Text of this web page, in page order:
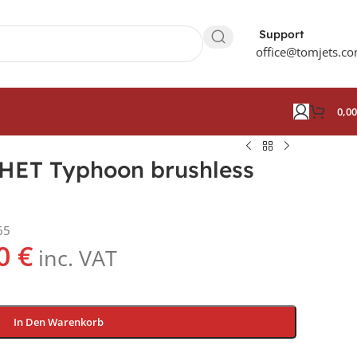
Support
Typhoon brushless
€inc. VAT
In Den Warenkorb